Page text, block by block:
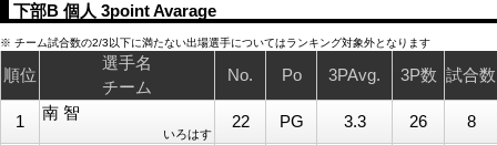
下部B 個人 3point Avarage
※ チーム試合数の2/3以下に満たない出場選手についてはランキング対象外となります
順位
選手名
チーム
No. Po 3PAvg. 3P数 試合数
1 南 智
いろはす
22 PG 3.3 26 8